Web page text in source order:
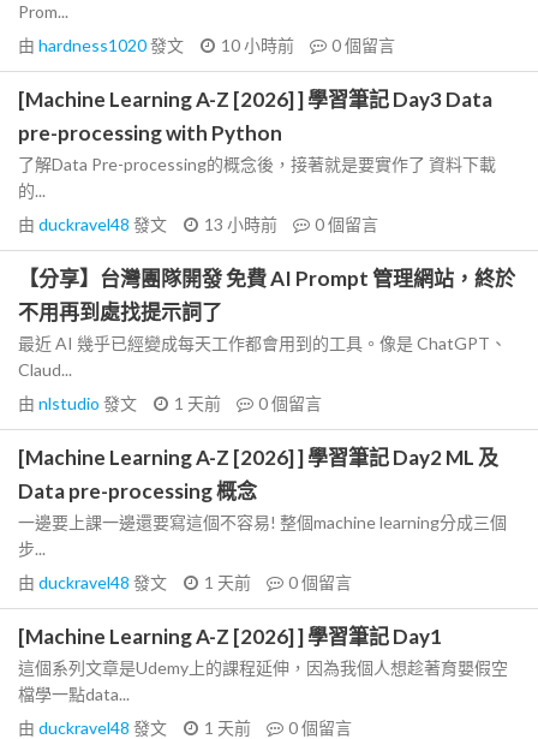
Prom...
由 hardness1020發文 10 小時前 0個留言
[Machine Learning A-Z [2026] ] 學習筆記 Day3 Data
pre-processing with Python
了解Data Pre-processing的概念後，接著就是要實作了 資料下載
的...
由 duckravel48 發文 13 小時前 0個留言
【分享】台灣團隊開發 免費 AI Prompt 管理網站，終於
不用再到處找提示詞了
最近 AI 幾乎已經變成每天工作都會用到的工具。像是 ChatGPT、
Claud...
由 nlstudio 發文 1 天前 0個留言
[Machine Learning A-Z [2026] ] 學習筆記 Day2 ML 及
Data pre-processing 概念
一邊要上課一邊還要寫這個不容易! 整個machine learning分成三個
步...
由 duckravel48 發文 1 天前 0個留言
[Machine Learning A-Z [2026] ] 學習筆記 Day1
這個系列文章是Udemy上的課程延伸，因為我個人想趁著育嬰假空
檔學一點data...
由 duckravel48 發文 1 天前 0個留言